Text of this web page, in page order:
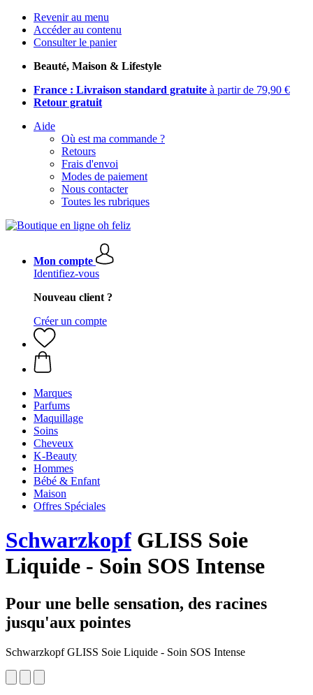
Revenir au menu
Accéder au contenu
Consulter le panier
Beauté, Maison & Lifestyle
France : Livraison standard gratuite à partir de 79,90 €
Retour gratuit
Aide
Où est ma commande ?
Retours
Frais d'envoi
Modes de paiement
Nous contacter
Toutes les rubriques
Mon compte
Identifiez-vous
Nouveau client ?
Créer un compte
Marques
Parfums
Maquillage
Soins
Cheveux
K-Beauty
Hommes
Bébé & Enfant
Maison
Offres Spéciales
Schwarzkopf GLISS Soie
Liquide - Soin SOS Intense
Pour une belle sensation, des racines
jusqu'aux pointes
Schwarzkopf GLISS Soie Liquide - Soin SOS Intense